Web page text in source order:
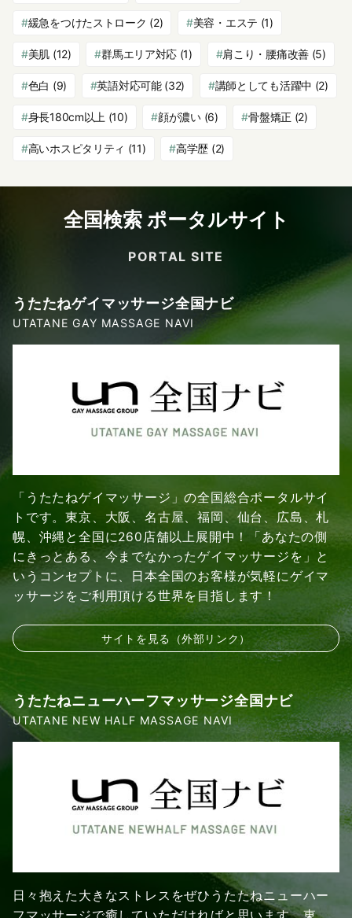
緩急をつけたストローク (2) 美容・エステ (1)
美肌 (12) 群馬エリア対応 (1) 肩こり・腰痛改善(5)
色白 (9) 英語対応可能(32) 講師としても活躍中 (2)
身長180cm以上 (10) 顔が濃い(6) 骨盤矯正 (2)
高いホスピタリティ (11) 高学歴 (2)
全国検索 ポータルサイト
PORTAL SITE
うたたねゲイマッサージ全国ナビ
UTATANE GAY MASSAGE NAVI
「うたたねゲイマッサージ」の全国総合ポータルサイ
トです。東京、大阪、名古屋、福岡、仙台、広島、札
幌、沖縄と全国に260店舗以上展開中！「あなたの側
にきっとある、今までなかったゲイマッサージを」と
いうコンセプトに、日本全国のお客様が気軽にゲイマ
ッサージをご利用頂ける世界を目指します！
サイトを見る（外部リンク）
うたたねニューハーフマッサージ全国ナビ
UTATANE NEW HALF MASSAGE NAVI
日々抱えた大きなストレスをぜひうたたねニューハー
フマッサージで癒していただければと思います。東